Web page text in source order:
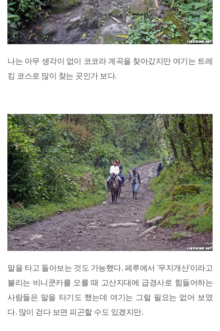
나는 아무 생각이 없이 코코라 계곡을 찾아갔지만 여기는 트레
킹 코스로 많이 찾는 곳인가 보다.
말을 타고 돌아보는 것도 가능했다. 페루에서 '무지개산'이라고
불리는 비니쿤카를 오를 때 고산지대에 급경사로 힘들어하는
사람들은 말을 타기도 했는데 여기는 그럴 필요는 없어 보였
다. 많이 걷다 보면 피곤할 수도 있겠지만.